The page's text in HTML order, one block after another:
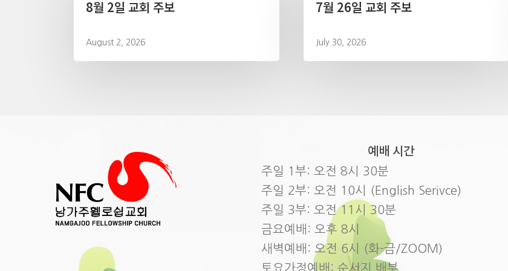
8월 2일 교회 주보
August 2, 2026
7월 26일 교회 주보
July 30, 2026
예배 시간
주일 1부: 오전 8시 30분
주일 2부: 오전 10시 (English Serivce)
주일 3부: 오전 11시 30분
금요예배: 오후 8시
새벽예배: 오전 6시 (화-금/ZOOM)
토요가정예배: 순서지 배부